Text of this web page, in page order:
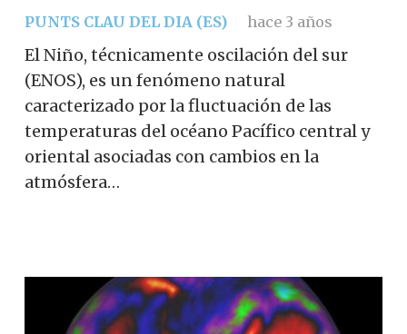
PUNTS CLAU DEL DIA (ES) hace 3 años
El Niño, técnicamente oscilación del sur
(ENOS), es un fenómeno natural
caracterizado por la fluctuación de las
temperaturas del océano Pacífico central y
oriental asociadas con cambios en la
atmósfera…